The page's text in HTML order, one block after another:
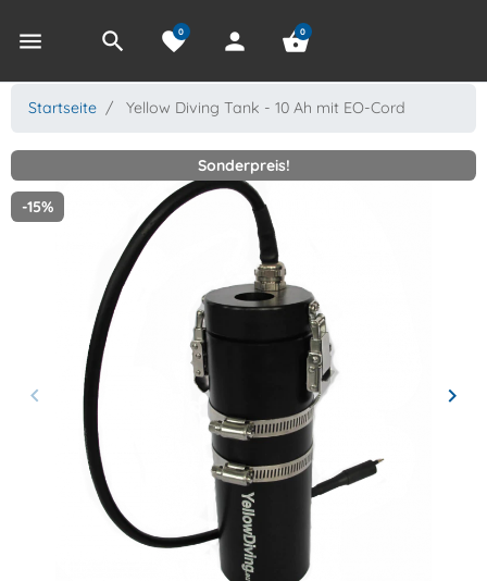
menu search favorite
0 person shopping_basket
0
Startseite Yellow Diving Tank - 10 Ah mit EO-Cord
Sonderpreis!
-15%
Zurück
keyboard_arrow_left keyboard_arrow_right